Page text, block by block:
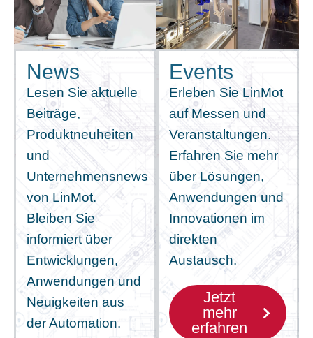
News
Lesen Sie aktuelle
Beiträge,
Produktneuheiten
und
Unternehmensnews
von LinMot.
Bleiben Sie
informiert über
Entwicklungen,
Anwendungen und
Neuigkeiten aus
der Automation.
Events
Erleben Sie LinMot
auf Messen und
Veranstaltungen.
Erfahren Sie mehr
über Lösungen,
Anwendungen und
Innovationen im
direkten
Austausch.
Jetzt
mehr
erfahren